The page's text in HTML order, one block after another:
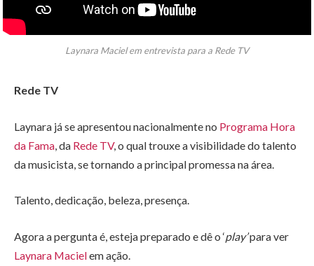
Laynara Maciel em entrevista para a Rede TV
Rede TV
Laynara já se apresentou nacionalmente no Programa Hora
da Fama , da Rede TV, o qual trouxe a visibilidade do talento
da musicista, se tornando a principal promessa na área.
Talento, dedicação, beleza, presença.
Agora a pergunta é, esteja preparado e dê o ‘play’para ver
Laynara Macielem ação.